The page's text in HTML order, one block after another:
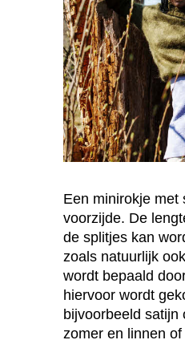
Een minirokje met
voorzijde. De
de splitjes kan
zoals natuurlijk
wordt bepaald
hiervoor wordt
bijvoorbeeld satijn
zomer en linnen